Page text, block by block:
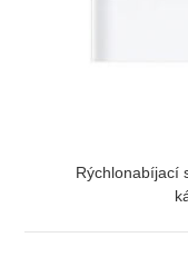
Rýchlonabíjací